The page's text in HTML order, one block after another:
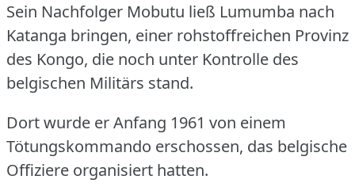
Sein Nachfolger Mobutu ließ Lumumba nach
Katanga bringen, einer rohstoffreichen Provinz
des Kongo, die noch unter Kontrolle des
belgischen Militärs stand.
Dort wurde er Anfang 1961 von einem
Tötungskommando erschossen, das belgische
Offiziere organisiert hatten.